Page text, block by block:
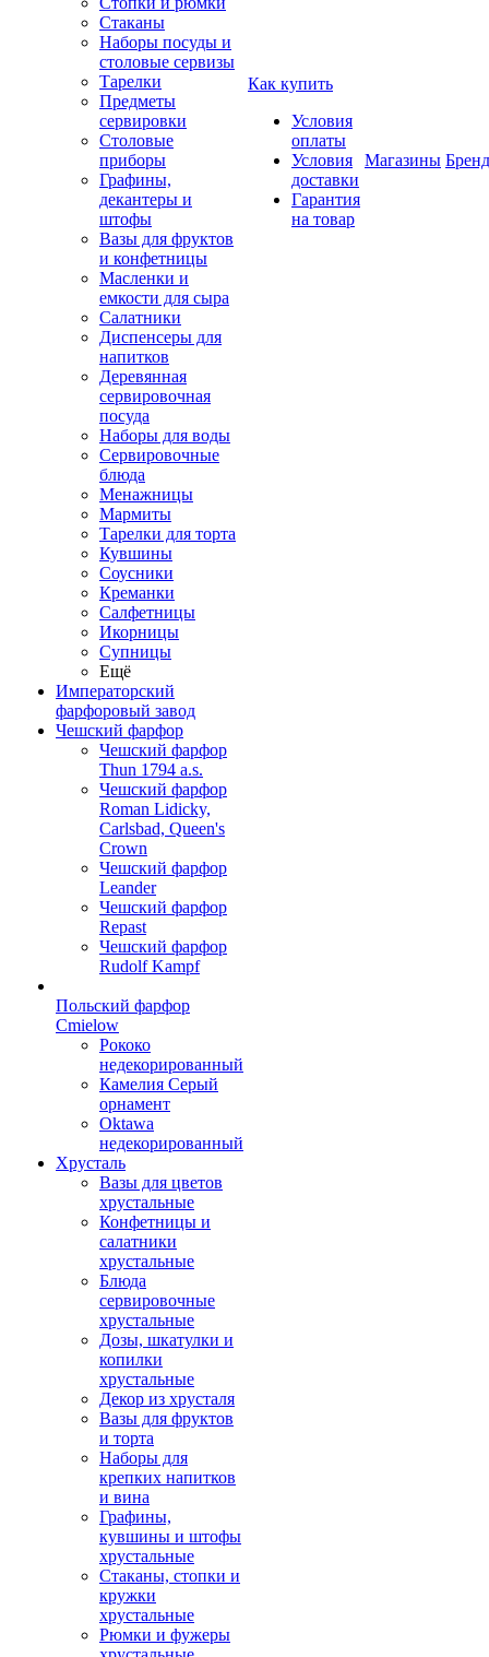
Стаканы
Наборы посуды и
столовые сервизы
Тарелки
Предметы
сервировки
Столовые
приборы
Графины,
декантеры и
штофы
Вазы для фруктов
и конфетницы
Масленки и
емкости для сыра
Салатники
Диспенсеры для
напитков
Деревянная
сервировочная
посуда
Наборы для воды
Сервировочные
блюда
Менажницы
Мармиты
Тарелки для торта
Кувшины
Соусники
Креманки
Салфетницы
Икорницы
Супницы
Ещё
Императорский
фарфоровый завод
Чешский фарфор
Чешский фарфор
Thun 1794 a.s.
Чешский фарфор
Roman Lidicky,
Carlsbad, Queen's
Crown
Чешский фарфор
Leander
Чешский фарфор
Repast
Чешский фарфор
Rudolf Kampf
Польский фарфор
Сmielow
Рококо
недекорированный
Камелия Серый
орнамент
Oktawa
недекорированный
Хрусталь
Вазы для цветов
хрустальные
Конфетницы и
салатники
хрустальные
Блюда
сервировочные
хрустальные
Дозы, шкатулки и
копилки
хрустальные
Декор из хрусталя
Вазы для фруктов
и торта
Наборы для
крепких напитков
и вина
Графины,
кувшины и штофы
хрустальные
Стаканы, стопки и
кружки
хрустальные
Рюмки и фужеры
Как купить
Условия
оплаты
Условия
доставки
Гарантия
на товар
Магазины